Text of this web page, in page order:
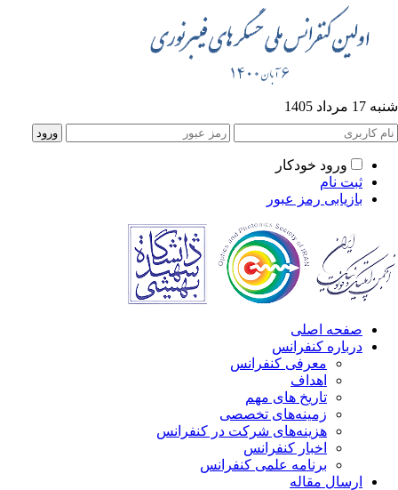
مرداد 1405
ورود خودکار
ثبت نام
بازیابی رمز عبور
صفحه اصلی
درباره کنفرانس
معرفی کنفرانس
اهداف
تاریخ های مهم
زمینه‌های تخصصی
هزینه‌های شرکت در کنفرانس
اخبار کنفرانس
برنامه علمی کنفرانس
ارسال مقاله